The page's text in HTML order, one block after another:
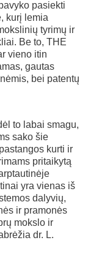
pasiekti
kurį lemia
tyrimų ir
Be to, THE
vieno itin
gautas
bei patentų
to labai smagu,
sako šie
kurti ir
pritaikytą
yra vienas iš
dalyvių,
ir pramonės
mokslo ir
dr. L.